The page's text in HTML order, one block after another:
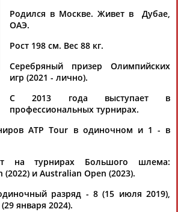
Рамазан
АБАЧАРАЕВ
АБАШИДЗЕ
Акжана
АБДИКАРИМОВА
Артур
АБДРАХМАНОВ
Родился в Москве. Живет в Дубае,
ОАЭ.
Рост 198 см. Вес 88 кг.
Серебряный призер Олимпийских
игр (2021 - лично).
С 2013 года выступает в
профессиональных турнирах.
ATP Tour в одиночном и 1 - в
на турнирах Большого шлема:
и Australian Open (2023).
разряд - 8 (15 июля 2019),
января 2024).